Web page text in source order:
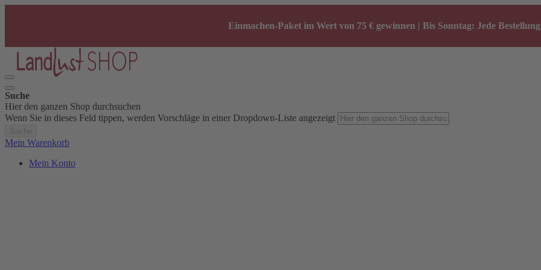
Einmachen-Paket im Wert von 75 € gewinnen | Bis Sonntag: Jede
Suche
Hier den ganzen Shop durchsuchen
Wenn Sie in dieses Feld tippen, werden Vorschläge in einer Dropdown-Liste angezeigt
Mein Warenkorb
Mein Konto